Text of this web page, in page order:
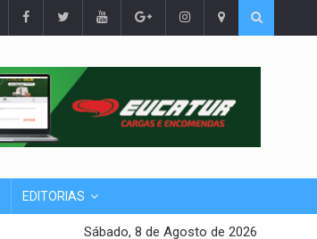
EDITORIAS
Sábado, 8 de Agosto de 2026